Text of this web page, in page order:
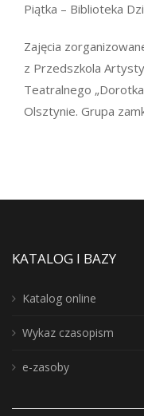
Zajęcia
z Przedszkola
Teatralnego
Olsztynie. Grupa
Piątka – Biblioteka
KATALOG I BAZY
Katalog online
Wykaz czasopism
e-zasoby